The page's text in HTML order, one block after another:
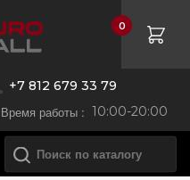
+7 812 679 33 79
Время работы : 10:00-20:00
0